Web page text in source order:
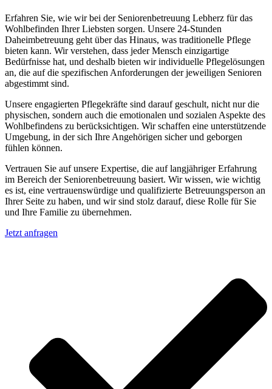
Erfahren Sie, wie wir bei der Seniorenbetreuung Lebherz für das
Wohlbefinden Ihrer Liebsten sorgen. Unsere 24-Stunden
Daheimbetreuung geht über das Hinaus, was traditionelle Pflege
bieten kann. Wir verstehen, dass jeder Mensch einzigartige
Bedürfnisse hat, und deshalb bieten wir individuelle Pflegelösungen
an, die auf die spezifischen Anforderungen der jeweiligen Senioren
abgestimmt sind.
Unsere engagierten Pflegekräfte sind darauf geschult, nicht nur die
physischen, sondern auch die emotionalen und sozialen Aspekte des
Wohlbefindens zu berücksichtigen. Wir schaffen eine unterstützende
Umgebung, in der sich Ihre Angehörigen sicher und geborgen
fühlen können.
Vertrauen Sie auf unsere Expertise, die auf langjähriger Erfahrung
im Bereich der Seniorenbetreuung basiert. Wir wissen, wie wichtig
es ist, eine vertrauenswürdige und qualifizierte Betreuungsperson an
Ihrer Seite zu haben, und wir sind stolz darauf, diese Rolle für Sie
und Ihre Familie zu übernehmen.
Jetzt anfragen